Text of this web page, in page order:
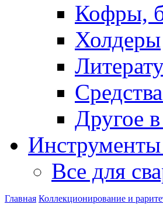
Кофры,
Холдеры
Другое в
Все для
Главная Коллекционирование и